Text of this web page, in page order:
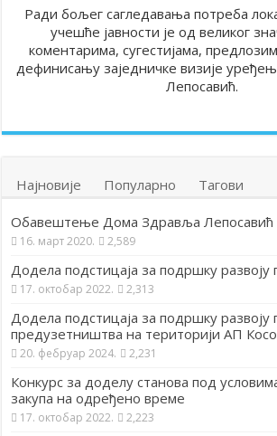
Ради бољег сагледавања потреба
учешће јавности је од великог
коментарима, сугестијама,
дефинисању заједничке визије
Лепосавић.
Најновије Популарно Тагови
Обавештење Дома Здравља Лепосавић
16. март 2020. 2,589
Додела подстицаја за подршку
17. октобар 2022. 2,313
Додела подстицаја за подршку развоју
предузетништва на територији АП
20. фебруар 2024. 2,231
Конкурс за доделу станова под
закупа на одређено време
17. октобар 2022. 2,223